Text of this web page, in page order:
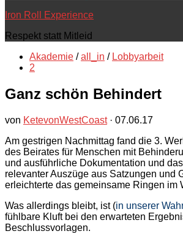
Iron Roll Experience
Respekt statt Mitleid
Akademie / all_in / Lobbyarbeit
2
Ganz schön Behindert
von KetevonWestCoast · 07.06.17
Am gestrigen Nachmittag fand die 3.
des Beirates für Menschen mit
und ausführliche Dokumentation und
relevanter Auszüge aus Satzungen und
erleichterte das gemeinsame Ringen im
Was allerdings bleibt, ist (in unserer
fühlbare Kluft bei den erwarteten
Beschlussvorlagen.